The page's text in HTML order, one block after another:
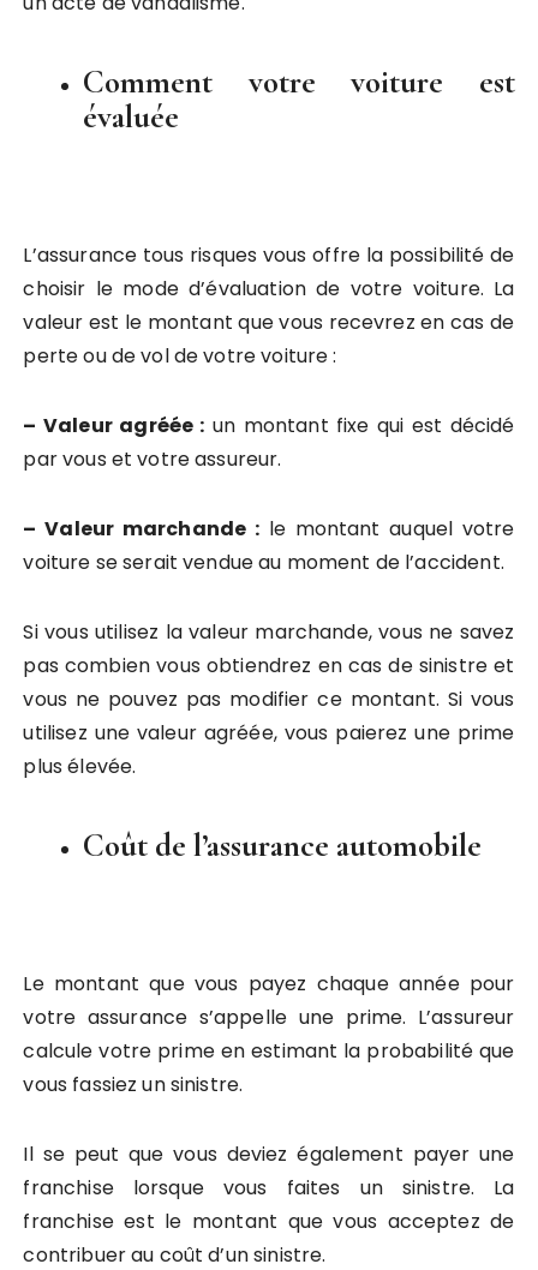
Comment votre voiture est
évaluée
L’assurance tous risques vous offre la possibilité de
choisir le mode d’évaluation de votre voiture. La
valeur est le montant que vous recevrez en cas de
perte ou de vol de votre voiture :
– Valeur agréée : un montant fixe qui est décidé
par vous et votre assureur.
– Valeur marchande :le montant auquel votre
voiture se serait vendue au moment de l’accident.
Si vous utilisez la valeur marchande, vous ne savez
pas combien vous obtiendrez en cas de sinistre et
vous ne pouvez pas modifier ce montant. Si vous
utilisez une valeur agréée, vous paierez une prime
plus élevée.
Coût de l’assurance automobile
Le montant que vous payez chaque année pour
votre assurance s’appelle une prime. L’assureur
calcule votre prime en estimant la probabilité que
vous fassiez un sinistre.
Il se peut que vous deviez également payer une
franchise lorsque vous faites un sinistre. La
franchise est le montant que vous acceptez de
contribuer au coût d’un sinistre.